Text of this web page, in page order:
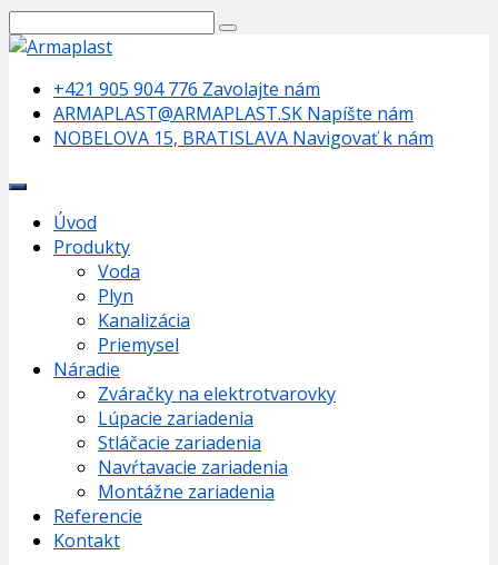
+421 905 904 776 Zavolajte nám
ARMAPLAST@ARMAPLAST.SK Napíšte nám
NOBELOVA 15, BRATISLAVA Navigovať k nám
Úvod
Produkty
Voda
Plyn
Kanalizácia
Priemysel
Náradie
Zváračky na elektrotvarovky
Lúpacie zariadenia
Stláčacie zariadenia
Navŕtavacie zariadenia
Montážne zariadenia
Referencie
Kontakt